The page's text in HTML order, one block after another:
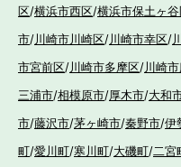
区/横浜市西区/横浜市保土ヶ
市/川崎市川崎区/川崎市幸区/
市宮前区/川崎市多摩区/川崎
三浦市/相模原市/厚木市/大和
市/藤沢市/茅ヶ崎市/秦野市/伊
町/愛川町/寒川町/大磯町/二宮